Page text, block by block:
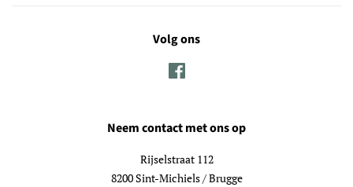
Volg ons
Neem contact met ons op
Rijselstraat 112
8200 Sint-Michiels / Brugge